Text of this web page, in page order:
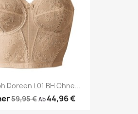
Doreen L01 BH Ohne...
59,95 € Ab44,96 €